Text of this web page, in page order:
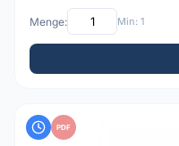
Menge: Min: 1
PDF